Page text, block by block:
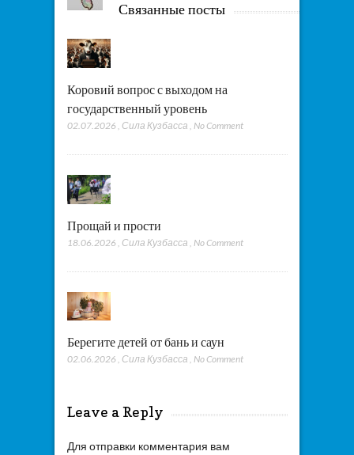
Связанные посты
Коровий вопрос с выходом на
государственный уровень
02.07.2026 , Сила Кузбасса , No Comment
Прощай и прости
18.06.2026 Сила Кузбасса No Comment
Берегите детей от бань и саун
02.06.2026 , Сила Кузбасса , No Comment
Leave a Reply
Для отправки комментария вам